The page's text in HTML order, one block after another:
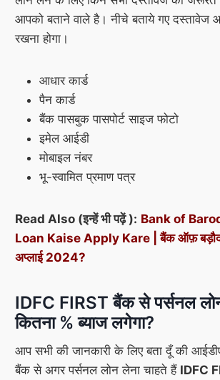
आपको बताने वाले है। नीचे बताये गए दस्तावेज
रखना होगा।
आधार कार्ड
पैन कार्ड
बैंक पासबुक पासपोर्ट साइज फोटो
इमेल आईडी
मोबाइल नंबर
भू-स्वामित प्रमाण पत्र
Read Also (इन्हें भी पढ़ें ): Bank of
Loan Kaise Apply Kare | बैंक ऑफ़ बड़ौदा
अप्लाई 2024?
IDFC FIRST बैंक से पर्सनल
कितना % ब्याज लगेगा?
आप सभी की जानकारी के लिए बता दूँ की
बैंक से अगर पर्सनल लोन लेना चाहते हैं IDFC